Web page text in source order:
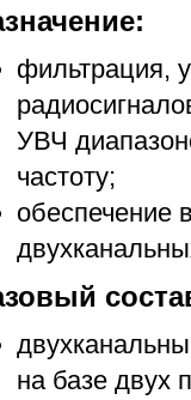
фильтрация,
УВЧ
частоту;
обеспечение
на базе двух